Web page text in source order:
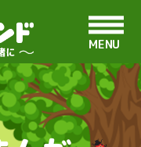
MENU